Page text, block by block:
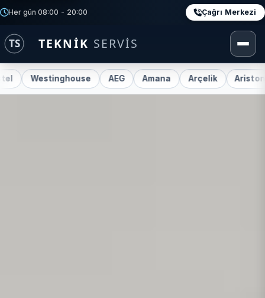
Her gün 08:00 - 20:00 Çağrı Merkezi
AEG Amana Arçelik Ariston Beko